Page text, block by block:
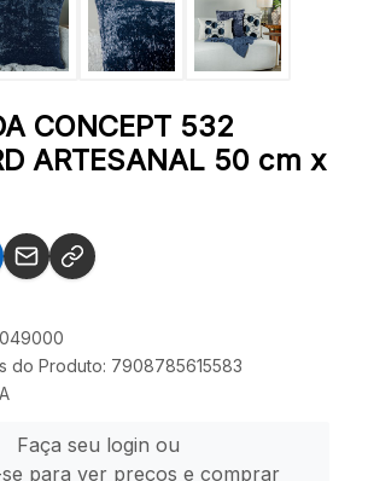
CONCEPT 532
ARTESANAL 50 cm x
do Produto: 7908785615583
Faça seu login ou
para ver preços e comprar